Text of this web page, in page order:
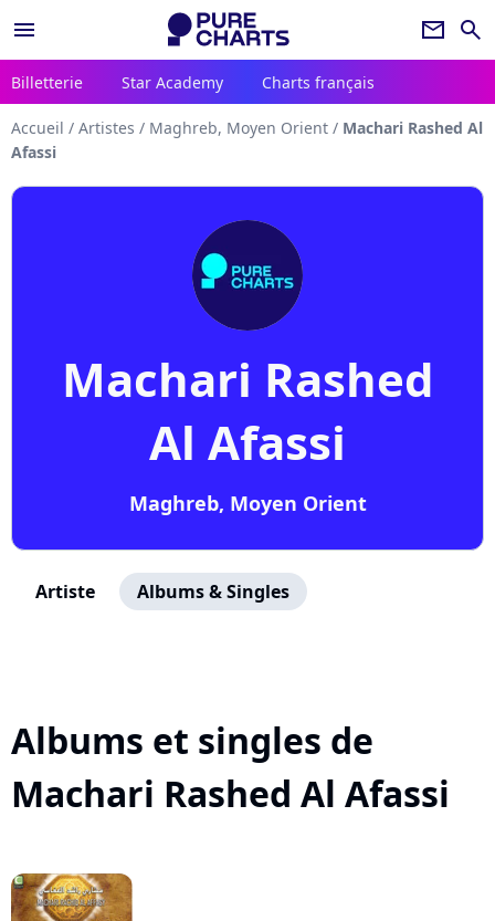
menu newsletter search
Billetterie Star Academy Charts français
Accueil / Artistes / Maghreb, Moyen Orient / Machari Rashed Al
Afassi
Machari Rashed
Al Afassi
Maghreb, Moyen Orient
Artiste Albums & Singles
Albums et singles de
Machari Rashed Al Afassi